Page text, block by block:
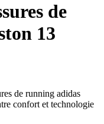
de
13
de running adidas
confort et technologie